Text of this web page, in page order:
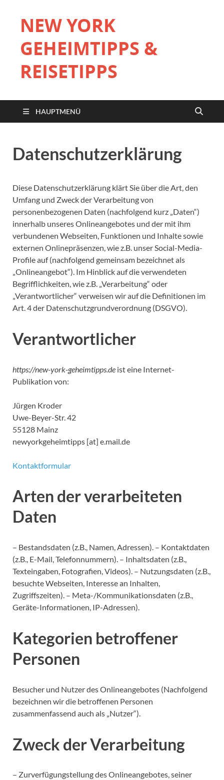
NEW YORK
GEHEIMTIPPS &
REISETIPPS
HAUPTMENÜ
Datenschutzerklärung
Diese Datenschutzerklärung klärt Sie über die Art, den
Umfang und Zweck der Verarbeitung von
personenbezogenen Daten (nachfolgend kurz „Daten“)
innerhalb unseres Onlineangebotes und der mit ihm
verbundenen Webseiten, Funktionen und Inhalte sowie
externen Onlinepräsenzen, wie z.B. unser Social-Media-
Profile auf (nachfolgend gemeinsam bezeichnet als
„Onlineangebot“). Im Hinblick auf die verwendeten
Begrifflichkeiten, wie z.B. „Verarbeitung“ oder
„Verantwortlicher“ verweisen wir auf die Definitionen im
Art. 4 der Datenschutzgrundverordnung (DSGVO).
Verantwortlicher
https://new-york-geheimtipps.de ist eine Internet-
Publikation von:
Jürgen Kroder
Uwe-Beyer-Str. 42
55128 Mainz
newyorkgeheimtipps [at] e.mail.de
Kontaktformular
Arten der verarbeiteten
Daten
– Bestandsdaten (z.B., Namen, Adressen). – Kontaktdaten
(z.B., E-Mail, Telefonnummern). – Inhaltsdaten (z.B.,
Texteingaben, Fotografien, Videos). – Nutzungsdaten (z.B.,
besuchte Webseiten, Interesse an Inhalten,
Zugriffszeiten). – Meta-/Kommunikationsdaten (z.B.,
Geräte-Informationen, IP-Adressen).
Kategorien betroffener
Personen
Besucher und Nutzer des Onlineangebotes (Nachfolgend
bezeichnen wir die betroffenen Personen
zusammenfassend auch als „Nutzer“).
Zweck der Verarbeitung
– Zurverfügungstellung des Onlineangebotes, seiner